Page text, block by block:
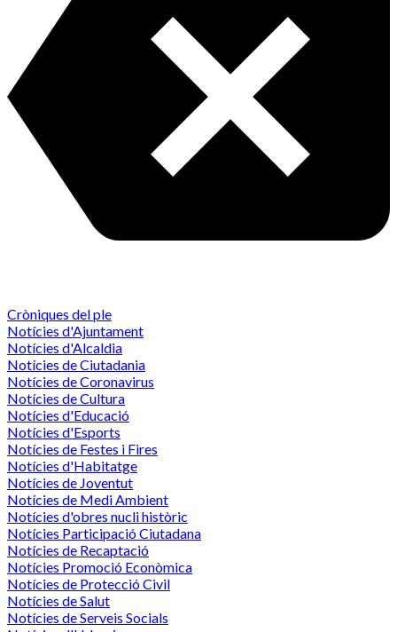
Cròniques del ple
Notícies d'Ajuntament
Notícies d'Alcaldia
Notícies de Ciutadania
Notícies de Coronavirus
Notícies de Cultura
Notícies d'Educació
Notícies d'Esports
Notícies de Festes i Fires
Notícies d'Habitatge
Notícies de Joventut
Notícies de Medi Ambient
Notícies d'obres nucli històric
Notícies Participació Ciutadana
Notícies de Recaptació
Notícies Promoció Econòmica
Notícies de Protecció Civil
Notícies de Salut
Notícies de Serveis Socials